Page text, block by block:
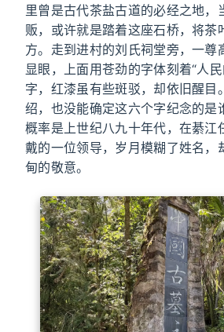
里曾是古代茶盐古道的必经之地，
贩，或许就是踏着这座石桥，将茶
方。走到进村的刘氏祠堂旁，一尊
显眼，上面用苍劲的字体刻着“人
字，红漆虽有些斑驳，却依旧醒目
绍，也没能确定这六个字纪念的是
概率是上世纪八九十年代，在綦江
戴的一位领导，岁月模糊了姓名，
甸的敬意。